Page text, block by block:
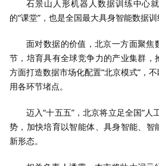
石景山人形机器人数据训练中心
的“课堂”，也是全国最大具身智能数据训
面对数据的价值，北京一方面聚焦
节，培育具有全球竞争力的产业集群，
方面打造数据市场化配置“北京模式”，
用各环节堵点。
迈入“十五五”，北京将立足全国“人
势，加快培育以智能体、具身智能、智
新形态。